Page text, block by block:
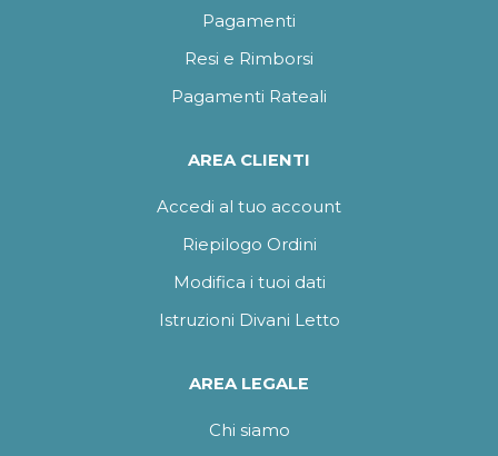
Pagamenti
Resi e Rimborsi
Pagamenti Rateali
AREA CLIENTI
Accedi al tuo account
Riepilogo Ordini
Modifica i tuoi dati
Istruzioni Divani Letto
AREA LEGALE
Chi siamo